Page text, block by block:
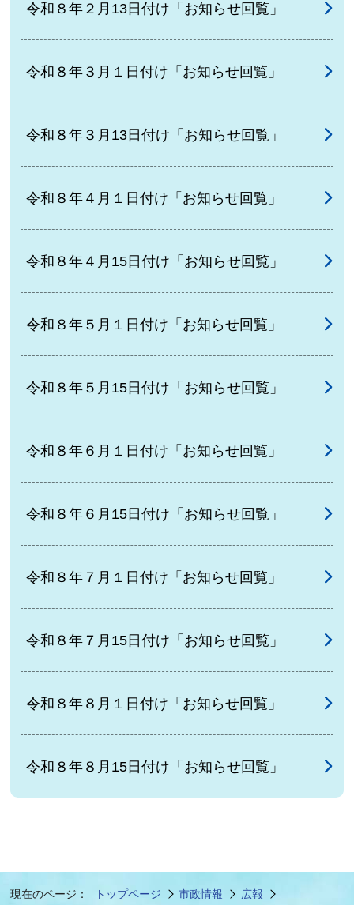
令和８年２月13日付け「お知らせ回覧」
令和８年３月１日付け「お知らせ回覧」
令和８年３月13日付け「お知らせ回覧」
令和８年４月１日付け「お知らせ回覧」
令和８年４月15日付け「お知らせ回覧」
令和８年５月１日付け「お知らせ回覧」
令和８年５月15日付け「お知らせ回覧」
令和８年６月１日付け「お知らせ回覧」
令和８年６月15日付け「お知らせ回覧」
令和８年７月１日付け「お知らせ回覧」
令和８年７月15日付け「お知らせ回覧」
令和８年８月１日付け「お知らせ回覧」
令和８年８月15日付け「お知らせ回覧」
現在のページ： トップページ 市政情報
広報